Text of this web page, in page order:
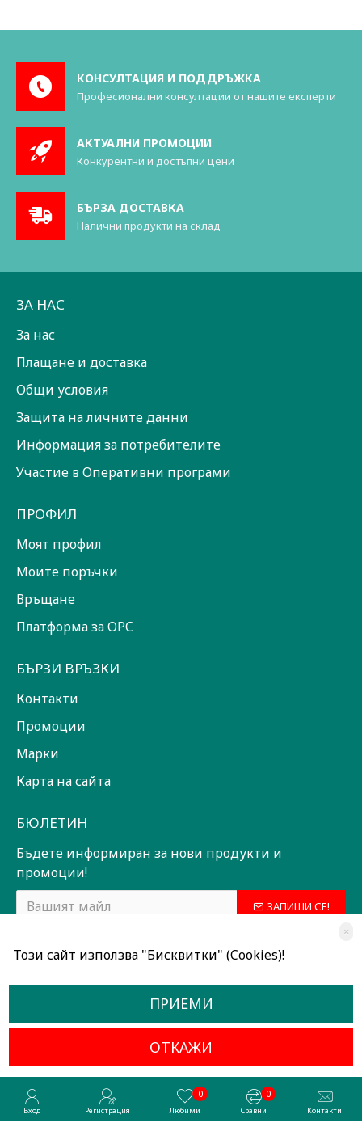
КОНСУЛТАЦИЯ И ПОДДРЪЖКА
Професионални консултации от нашите експерти
АКТУАЛНИ ПРОМОЦИИ
Конкурентни и достъпни цени
БЪРЗА ДОСТАВКА
Налични продукти на склад
ЗА НАС
За нас
Плащане и доставка
Общи условия
Защита на личните данни
Информация за потребителите
Участие в Оперативни програми
ПРОФИЛ
Моят профил
Моите поръчки
Връщане
Платформа за ОРС
БЪРЗИ ВРЪЗКИ
Контакти
Промоции
Марки
Карта на сайта
БЮЛЕТИН
Бъдете информиран за нови продукти и
промоции!
ЗАПИШИ СЕ!
Всички права запазени © 2024, Радославов Мюзик Център
Разработено от OpenCart Bulgaria
×
Този сайт използва "Бисквитки" (Cookies)!
ПРИЕМИ
ОТКАЖИ
Вход Регистрация Любими
0
Сравни
0
Контакти